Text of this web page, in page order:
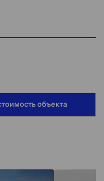
объекта